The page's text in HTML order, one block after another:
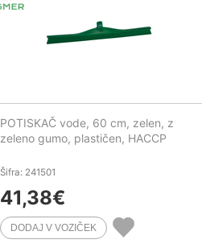
POTISKAČ vode, 60 cm, zelen, z
zeleno gumo, plastičen, HACCP
Šifra: 241501
41,38€